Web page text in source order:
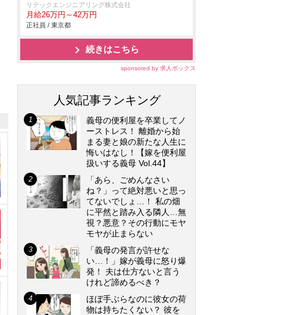
リテックエンジニアリング株式会社
月給26万円～42万円
正社員 / 東京都
続きはこちら
sponsored by 求人ボックス
人気記事ランキング
義母の便利屋を卒業してノ
ーストレス！ 離婚から始
まる妻と娘の新たな人生に
悔いはなし！【嫁を便利屋
扱いする義母 Vol.44】
「あら、ごめんなさい
ね？」って絶対悪いと思っ
てないでしょ…！ 私の畑
に平然と踏み入る隣人…無
視？悪意？その行動にモヤ
モヤが止まらない
「義母の発言が許せな
い…！」嫁が義母に怒り爆
発！ 夫は仕方ないと言う
けれど諦めるべき？
ほぼ手ぶらなのに彼女の荷
物は持ちたくない？ 彼を